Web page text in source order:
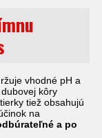
vhodné pH a
kôry
tiež obsahujú
na
a po